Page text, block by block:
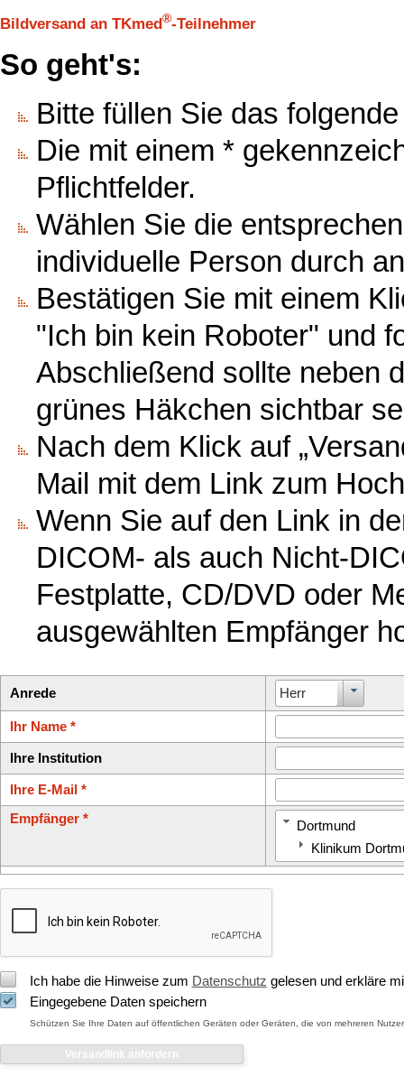
Bildversand an TKmed®-Teilnehmer
So geht's:
Bitte füllen Sie das
Die mit einem *
Pflichtfelder.
Wählen Sie die
individuelle Person durch
Bestätigen Sie mit einem
"Ich bin kein Roboter" und
Abschließend sollte neben
grünes Häkchen sichtbar
Nach dem Klick auf
Mail mit dem Link zum
Wenn Sie auf den Link in
DICOM- als auch Nicht-
Festplatte, CD/DVD oder
ausgewählten Empfänger
Anrede Herr
Ihr Name *
Ihre Institution
Ihre E-Mail *
Empfänger *
Dortmund
Klinikum
Ich habe die Hinweise zum Datenschutz gelesen und erkläre
Eingegebene Daten speichern
Schützen Sie Ihre Daten auf öffentlichen Geräten oder Geräten, die von mehreren